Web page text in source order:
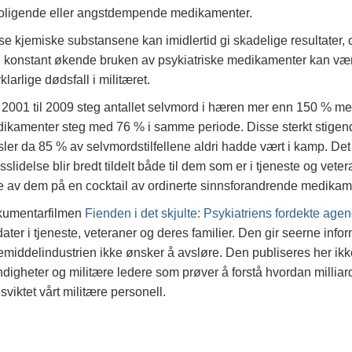
eller angstdempende medikamenter.
kjemiske substansene kan imidlertid gi skadelige resultater,
konstant økende bruken av psykiatriske medikamenter kan
dødsfall i militæret.
til 2009 steg antallet selvmord i hæren mer enn 150 %
steg med 76 % i samme periode. Disse sterkt
da 85 % av selvmordstilfellene aldri hadde vært i kamp.
blir bredt tildelt både til dem som er i tjeneste og
av dem på en cocktail av ordinerte sinnsforandrende
Fienden i det skjulte: Psykiatriens fordekte
i tjeneste, veteraner og deres familier. Den gir seerne
ikke ønsker å avsløre. Den publiseres her
og militære ledere som prøver å forstå hvordan
vårt militære personell.